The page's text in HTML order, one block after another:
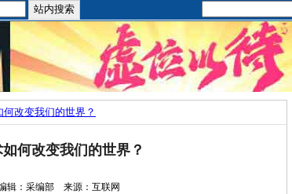
何改变我们的世界？
何改变我们的世界？
辑：采编部 来源：互联网